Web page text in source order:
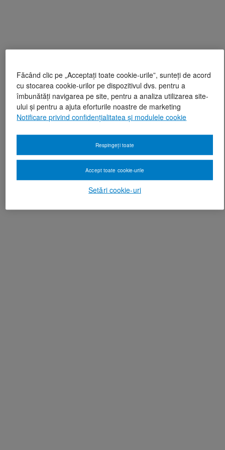
Făcând clic pe „Acceptați toate cookie-urile”, sunteți de acord
cu stocarea cookie-urilor pe dispozitivul dvs. pentru a
îmbunătăți navigarea pe site, pentru a analiza utilizarea site-
ului și pentru a ajuta eforturile noastre de marketing
Notificare privind confidențialitatea și modulele cookie
Setări cookie-uri
Respingeți toate
Accept toate cookie-urile